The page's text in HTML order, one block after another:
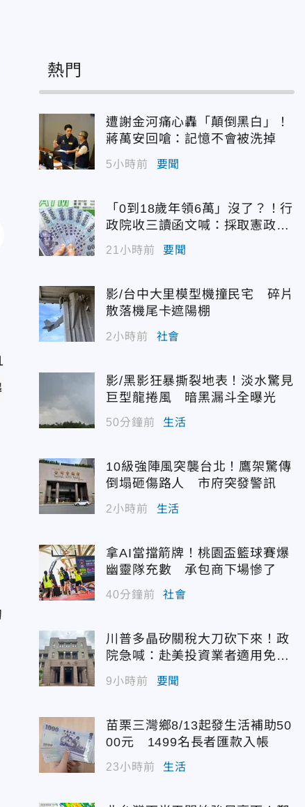
對美加徵關稅由34%調整為10%。（圖/美聯社）
熱門
遭謝金河痛心轟「顛倒黑白」！
蔣萬安回嗆：記憶不會被洗掉
5小時前 要聞
「0到18歲年領6萬」沒了？！行
政院收三讀函文喊：採取憲政作
21小時前 要聞
影/台中大里模型機撞民宅 碎片
散落機尾卡遮陽棚
2小時前 社會
影/黑影狂暴撕裂地表！淡水驚見
巨型龍捲風 暗黑漏斗全曝光
50分鐘前 生活
10級強陣風突襲台北！鷹架驚傳
倒塌砸傷路人 市府突發警訊
2小時前 生活
拿AI當擋箭牌！桃園盃籃球賽爆
幽靈隊充數 承包商下場慘了
40分鐘前 社會
川普多晶矽關稅大刀砍下來！政
院急喊：赴美投資業者適用免稅
配額
9小時前 要聞
苗栗三灣鄉8/13起發生活補助50
00元 1499名長者匯款入帳
23小時前 生活